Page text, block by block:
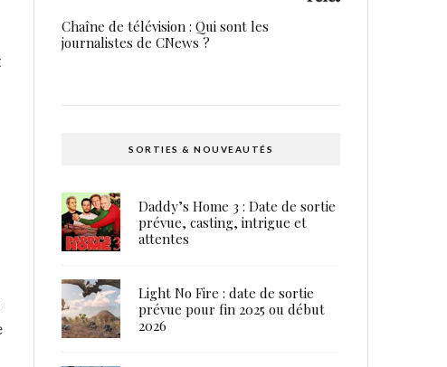
Chaîne de télévision : Qui sont les
journalistes de CNews ?
SORTIES & NOUVEAUTÉS
Daddy’s Home 3 : Date de sortie
prévue, casting, intrigue et
attentes
Light No Fire : date de sortie
prévue pour fin 2025 ou début
2026